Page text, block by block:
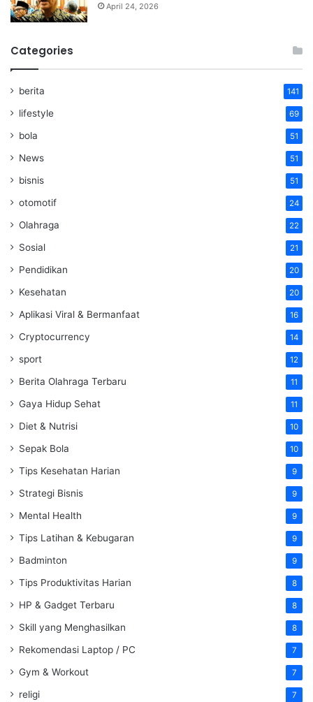
April 24, 2026
Categories
berita 141
lifestyle 69
bola 51
News 51
bisnis 51
otomotif 24
Olahraga 22
Sosial 21
Pendidikan 20
Kesehatan 20
Aplikasi Viral & Bermanfaat 16
Cryptocurrency 14
sport 12
Berita Olahraga Terbaru 11
Gaya Hidup Sehat 11
Diet & Nutrisi 10
Sepak Bola 10
Tips Kesehatan Harian 9
Strategi Bisnis 9
Mental Health 9
Tips Latihan & Kebugaran 9
Badminton 9
Tips Produktivitas Harian 8
HP & Gadget Terbaru 8
Skill yang Menghasilkan 8
Rekomendasi Laptop / PC 7
Gym & Workout 7
religi 7